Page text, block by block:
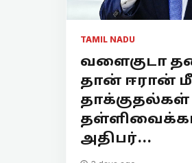
TAMIL NADU
வளைகுடா
தான் ஈரான்
தாக்குதல்கள்
அதிபர்...